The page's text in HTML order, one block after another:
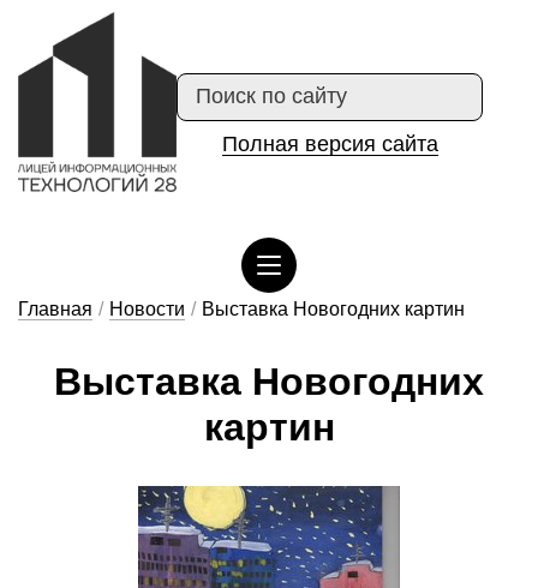
Полная версия сайта
Главная / Новости / Выставка Новогодних картин
Выс­тавка Но­во­год­них
кар­тин